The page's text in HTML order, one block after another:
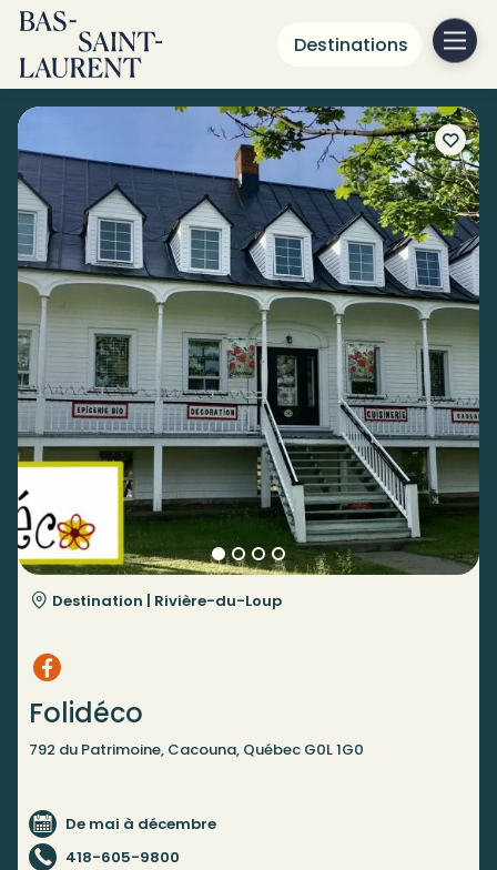
Destinations
Destination | Rivière-du-Loup
Folidéco
792 du Patrimoine, Cacouna, Québec G0L 1G0
De mai à décembre
418-605-9800